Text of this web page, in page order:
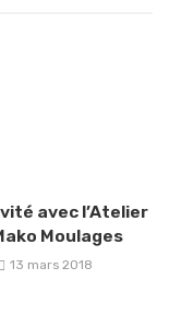
avec l’Atelier
Moulages
13 mars 2018